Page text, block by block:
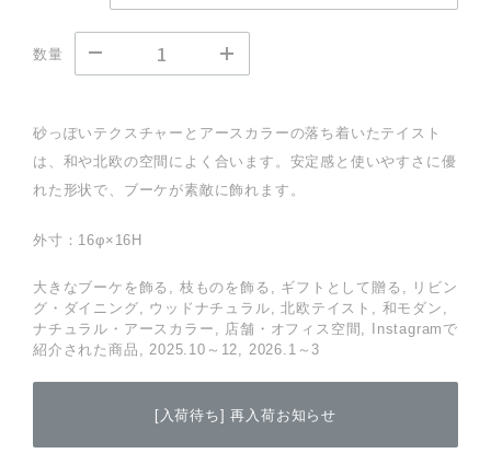
数量
砂っぽいテクスチャーとアースカラーの落ち着いたテイスト
は、和や北欧の空間によく合います。安定感と使いやすさに優
れた形状で、ブーケが素敵に飾れます。
外寸：16φ×16H
大きなブーケを飾る, 枝ものを飾る, ギフトとして贈る, リビン
グ・ダイニング, ウッドナチュラル, 北欧テイスト, 和モダン,
ナチュラル・アースカラー, 店舗・オフィス空間, Instagramで
紹介された商品, 2025.10～12, 2026.1～3
[入荷待ち] 再入荷お知らせ